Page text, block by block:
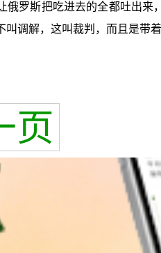
罗斯把吃进去的全都吐出来
调解，这叫裁判，而且是带着
页